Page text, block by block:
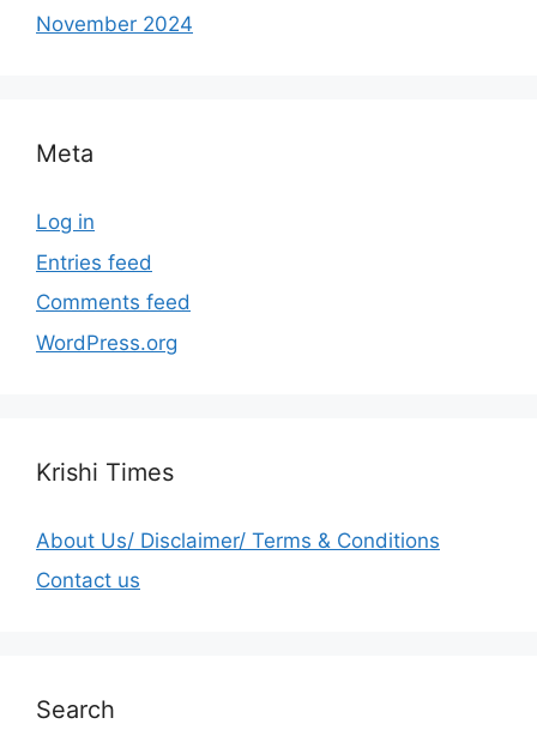
November 2024
Meta
Log in
Entries feed
Comments feed
WordPress.org
Krishi Times
About Us/ Disclaimer/ Terms & Conditions
Contact us
Search